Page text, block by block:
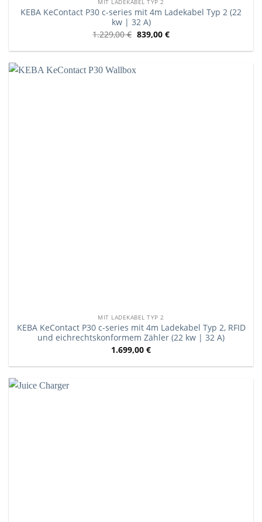
MIT LADEKABEL TYP 2
KEBA KeContact P30 c-series mit 4m Ladekabel Typ 2 (22
kw | 32 A)
1.229,00€ 839,00 €
MIT LADEKABEL TYP 2
KEBA KeContact P30 c-series mit 4m Ladekabel Typ 2, RFID
und eichrechtskonformem Zähler (22 kw | 32 A)
1.699,00 €